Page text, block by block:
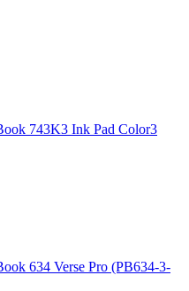
743K3 Ink Pad Color3
634 Verse Pro (PB634-3-